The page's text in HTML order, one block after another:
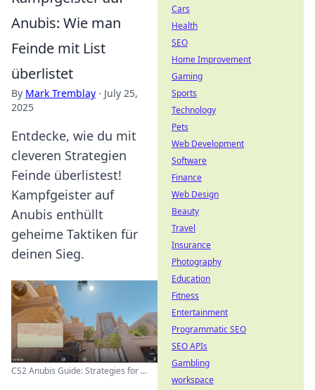
Anubis: Wie man
Feinde mit List
überlistet
By Mark Tremblay · July 25,
2025
Entdecke, wie du mit
cleveren Strategien
Feinde überlistest!
Kampfgeister auf
Anubis enthüllt
geheime Taktiken für
deinen Sieg.
CS2 Anubis Guide: Strategies for ...
Cars
Health
SEO
Home Improvement
Gaming
Sports
Technology
Pets
Web Development
Software
Finance
Web Design
Beauty
Travel
Insurance
Photography
Education
Fitness
Entertainment
Programmatic SEO
SEO APIs
Gambling
workspace